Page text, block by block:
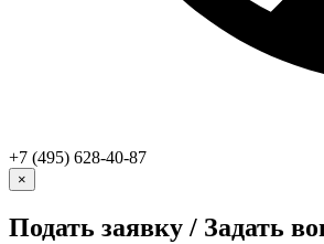
+7 (495) 628-40-87
×
Подать заявку / Задать